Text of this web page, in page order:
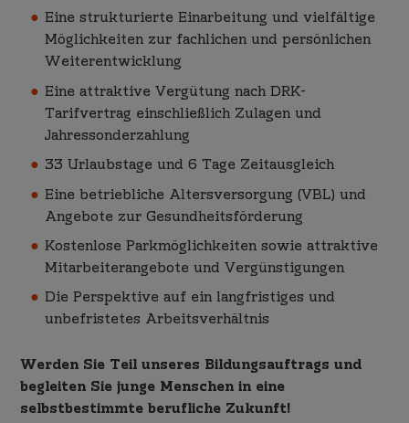
Eine strukturierte Einarbeitung und vielfältige
Möglichkeiten zur fachlichen und persönlichen
Weiterentwicklung
Eine attraktive Vergütung nach DRK-
Tarifvertrag einschließlich Zulagen und
Jahressonderzahlung
33 Urlaubstage und 6 Tage Zeitausgleich
Eine betriebliche Altersversorgung (VBL) und
Angebote zur Gesundheitsförderung
Kostenlose Parkmöglichkeiten sowie attraktive
Mitarbeiterangebote und Vergünstigungen
Die Perspektive auf ein langfristiges und
unbefristetes Arbeitsverhältnis
Werden Sie Teil unseres Bildungsauftrags und
begleiten Sie junge Menschen in eine
selbstbestimmte berufliche Zukunft!